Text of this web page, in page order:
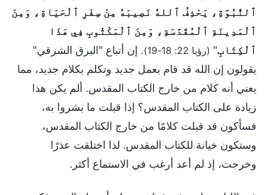
ٱلنُّبُوَّةِ، يَحْذِفُ ٱللهُ نَصِيبَهُ مِنْ سِفْرِ ٱلْحَيَاةِ، وَمِنَ
ٱلْمَدِينَةِ ٱلْمُقَدَّسَةِ، وَمِنَ ٱلْمَكْتُوبِ فِي هَذَا
ٱلْكِتَابِ" (رؤيا 22: 18-19)
. إن أتباع "البرق الشرقي"
يقولون إن الله قد قام بعمل جديد وتكلم بكلام جديد، مما
يعني أنه كلام من خارج الكتاب المقدس. ألم يكن هذا
زيادة على الكتاب المقدس؟ إذا قبلت ما بشروا به،
فسأكون قد قبلت كلامًا من خارج الكتاب المقدس،
وستكون خيانة للكتاب المقدس. لذا اختلقت عذرًا
وخرجت، إذ لم أعد أرغب في الاستماع أكثر.